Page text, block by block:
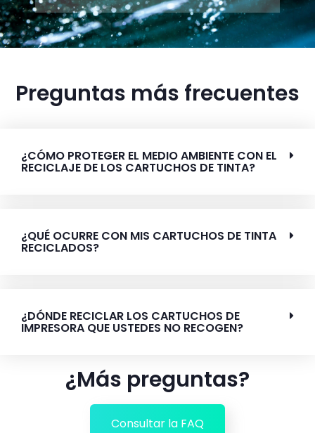
Preguntas más frecuentes
¿CÓMO PROTEGER EL MEDIO AMBIENTE CON EL
RECICLAJE DE LOS CARTUCHOS DE TINTA?
¿QUÉ OCURRE CON MIS CARTUCHOS DE TINTA
RECICLADOS?
¿DÓNDE RECICLAR LOS CARTUCHOS DE
IMPRESORA QUE USTEDES NO RECOGEN?
¿Más preguntas?
Consultar la FAQ